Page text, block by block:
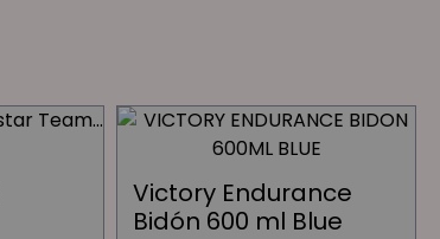
Victory Endurance
Bidón 600 ml Blue